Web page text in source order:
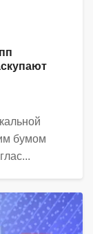
бумом